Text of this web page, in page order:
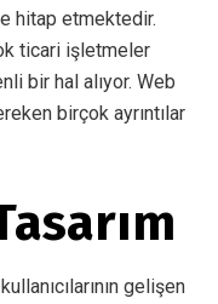
hitap etmektedir.
ticari işletmeler
bir hal alıyor. Web
birçok ayrıntılar
gelişen